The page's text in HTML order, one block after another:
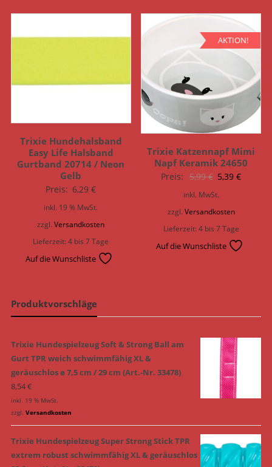
Trixie Hundehalsband
Easy Life Halsband
Gurtband 20714 / Neon
Gelb
Preis: 6,29€
inkl. 19 % MwSt.
zzgl.Versandkosten
Lieferzeit:4 bis 7 Tage
Auf die Wunschliste
AKTION!
Trixie Katzennapf Mimi
Napf Keramik 24650
Preis: 5,99€
Preis
5,39€
inkl. MwSt.
zzgl. Versandkosten
Lieferzeit:4 bis 7 Tage
Auf die Wunschliste
Produktvorschläge
Trixie Hundespielzeug Soft & Strong Ball am
Gurt TPR weich schwimmfähig XL &
geräuschlos ø 7,5 cm / 29 cm (Art.-Nr. 33478)
8,54€
inkl. 19 % MwSt.
zzgl. Versandkosten
Trixie Hundespielzeug Super Strong Stick TPR
extrem robust schwimmfähig XL & geräuschlos